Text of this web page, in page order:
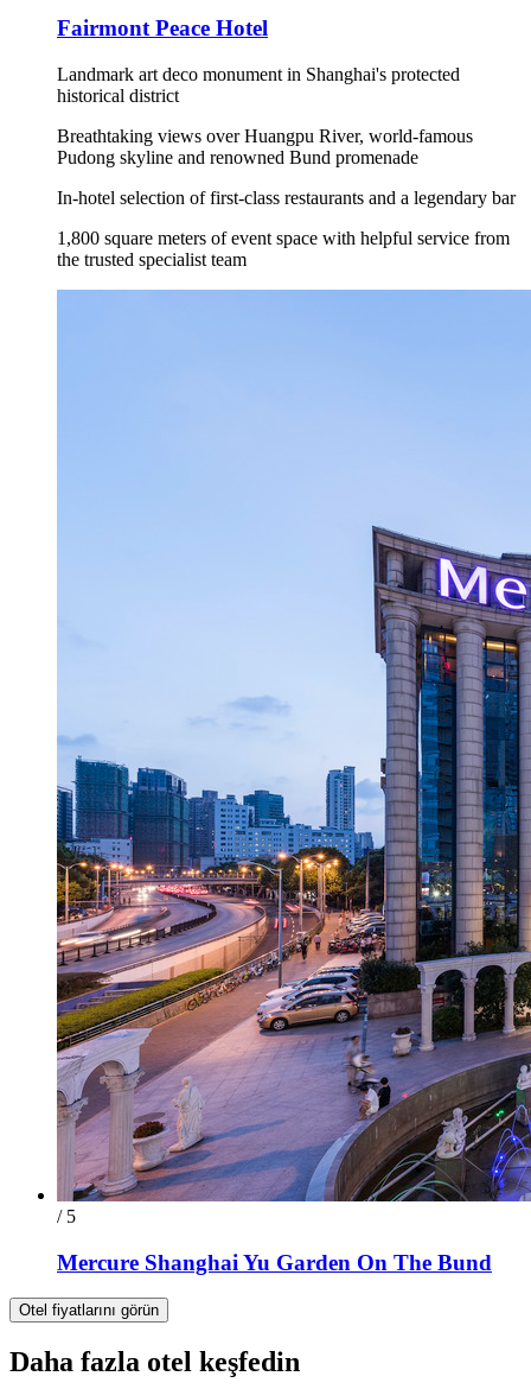
Fairmont Peace Hotel
Landmark art deco monument in Shanghai's protected
historical district
Breathtaking views over Huangpu River, world-famous
Pudong skyline and renowned Bund promenade
In-hotel selection of first-class restaurants and a legendary bar
1,800 square meters of event space with helpful service from
the trusted specialist team
/ 5
Mercure Shanghai Yu Garden On The Bund
Otel fiyatlarını görün
Daha fazla otel keşfedin